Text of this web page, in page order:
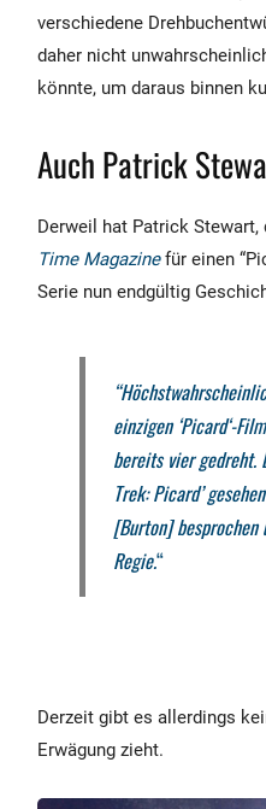
verschiedene
daher nicht
könnte, um daraus binnen
Auch Patrick
Derweil hat Patrick
Time Magazinefür einen
Serie nun endgültig
einzigen ‘Picard‘-
bereits vier gedreht.
Trek: Picard’
[Burton]
Regie.“
Derzeit gibt es allerdings
Erwägung zieht.